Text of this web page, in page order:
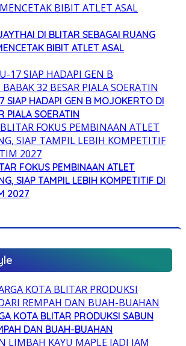
DI BLITAR SEBAGAI RUANG
BIBIT ATLET ASAL
SIAP HADAPI GEN B MOJOKERTO DI
PIALA SOERATIN
FOKUS PEMBINAAN ATLET
SIAP TAMPIL LEBIH KOMPETITIF DI
2027
KOTA BLITAR PRODUKSI SABUN
DAN BUAH-BUAHAN